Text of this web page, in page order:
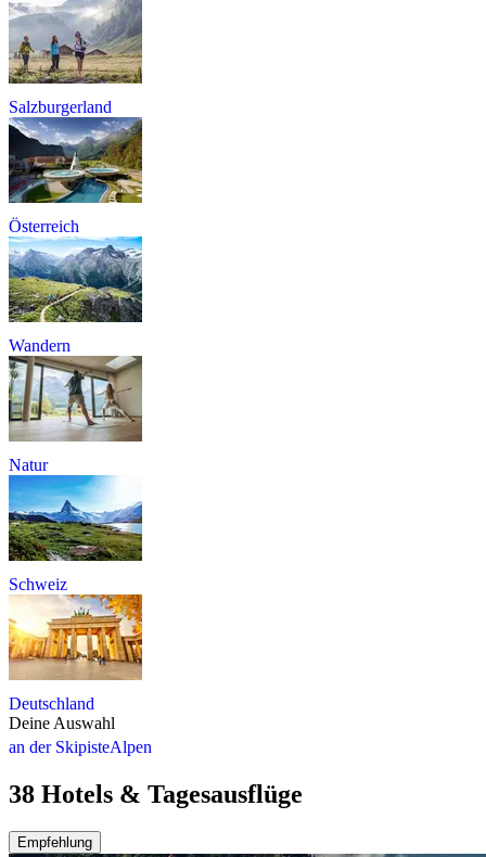
Salzburgerland
Österreich
Wandern
Natur
Schweiz
Deutschland
Deine Auswahl
an der SkipisteAlpen
38 Hotels & Tagesausflüge
Empfehlung